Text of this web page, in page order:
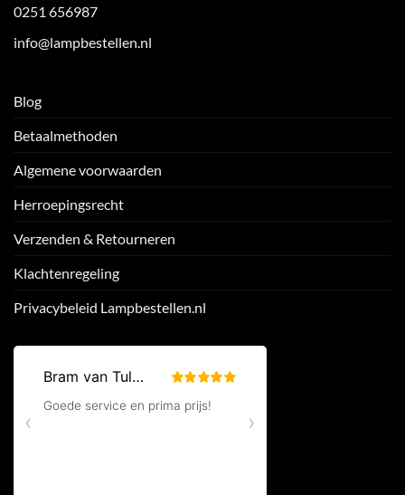
0251 656987
info@lampbestellen.nl
Blog
Betaalmethoden
Algemene voorwaarden
Herroepingsrecht
Verzenden & Retourneren
Klachtenregeling
Privacybeleid Lampbestellen.nl